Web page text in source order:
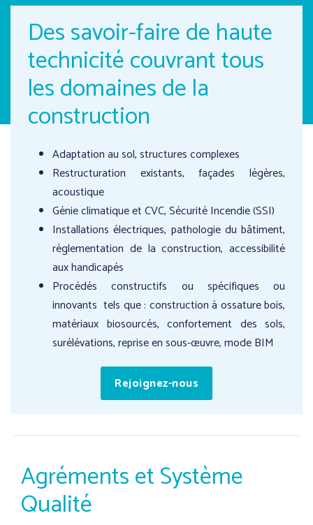
Des savoir-faire de haute
technicité couvrant tous
les domaines de la
construction
Adaptation au sol, structures complexes
Restructuration existants, façades légères,
acoustique
Génie climatique et CVC, Sécurité Incendie (SSI)
Installations électriques, pathologie du bâtiment,
réglementation de la construction, accessibilité
aux handicapés
Procédés constructifs ou spécifiques ou
innovants tels que : construction à ossature bois,
matériaux biosourcés, confortement des sols,
surélévations, reprise en sous-œuvre, mode BIM
Rejoignez-nous
Agréments et Système
Qualité